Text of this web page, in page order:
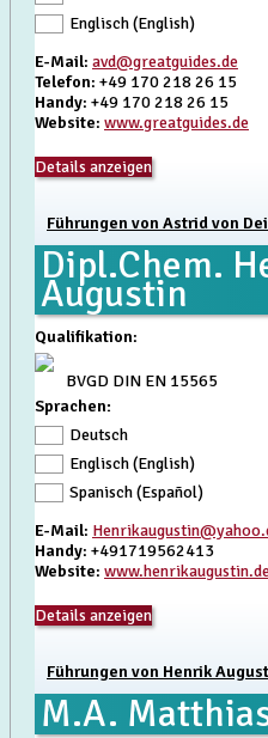
Englisch (English)
E-Mail: avd@greatguides.de
Telefon: +49 170 218 26 15
Handy: +49 170 218 26 15
Website: www.greatguides.de
Details anzeigen
Führungen von Astrid von
Dipl.Chem.
Augustin
Qualifikation:
BVGD DIN EN 15565
Sprachen:
Deutsch
Englisch (English)
Spanisch (Español)
E-Mail:
Handy: +491719562413
Website:
Details anzeigen
Führungen von Henrik
M.A.